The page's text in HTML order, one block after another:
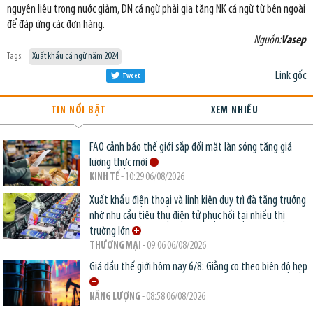
nguyên liệu trong nước giảm, DN cá ngừ phải gia tăng NK cá ngừ từ bên ngoài
để đáp ứng các đơn hàng.
Nguồn:Vasep
Tags: Xuất khẩu cá ngừ năm 2024
Link gốc
Tweet
TIN NỔI BẬT XEM NHIỀU
FAO cảnh báo thế giới sắp đối mặt làn sóng tăng giá
lương thực mới
KINH TẾ- 10:29 06/08/2026
Xuất khẩu điện thoại và linh kiện duy trì đà tăng trưởng
nhờ nhu cầu tiêu thụ điện tử phục hồi tại nhiều thị
trường lớn
THƯƠNG MẠI - 09:06 06/08/2026
Giá dầu thế giới hôm nay 6/8: Giằng co theo biên độ hẹp
NĂNG LƯỢNG - 08:58 06/08/2026